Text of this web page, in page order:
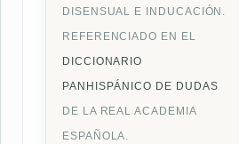
DISENSUAL E INDUCACIÓN.
REFERENCIADO EN EL
DICCIONARIO
PANHISPÁNICO DE DUDAS
DE LA REAL ACADEMIA
ESPAÑOLA.